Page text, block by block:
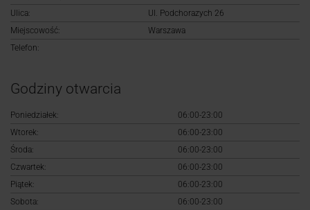
Ulica:
Ul. Podchorazych 26
Miejscowość:
Warszawa
Telefon:
Godziny otwarcia
Poniedziałek:
06:00-23:00
Wtorek:
06:00-23:00
Środa:
06:00-23:00
Czwartek:
06:00-23:00
Piątek:
06:00-23:00
Sobota:
06:00-23:00